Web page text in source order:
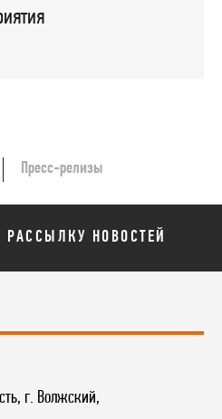
Пресс-релизы
НОВОСТЕЙ
г. Волжский,